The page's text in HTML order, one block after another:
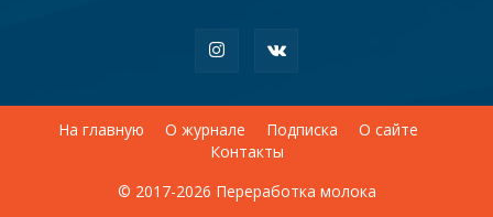
На главную О журнале Подписка
О сайте
Контакты
© 2017-2026 Переработка молока